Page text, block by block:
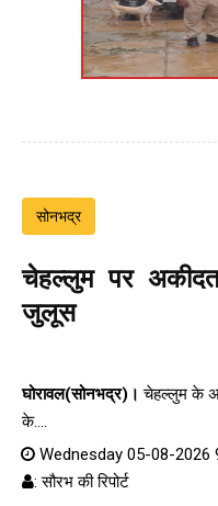
सोनभद्र
चेहल्लुम पर
जुलूस
घोरावल(सोनभद्र)। चेहल्लुम के
के....
Wednesday 05-08-2026
: सौरभ की रिपोर्ट